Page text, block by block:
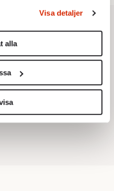
ditt samtycke när som
för att anpassa innehållet
vår trafik. Vi
och annan
sociala medier och
vi samarbetar med.
informationen med annan
Visa detaljer
alla